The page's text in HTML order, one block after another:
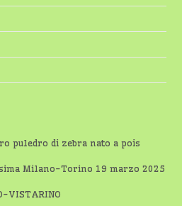
puledro di zebra nato a pois
Milano-Torino 19 marzo 2025
VISTARINO